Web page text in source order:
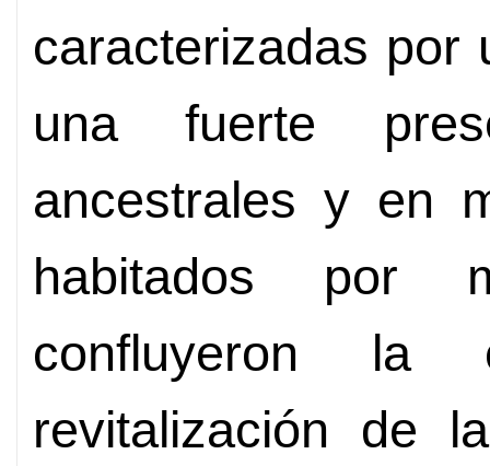
caracterizadas por
una fuerte
ancestrales y en
habitados por
confluyeron la
revitalización de